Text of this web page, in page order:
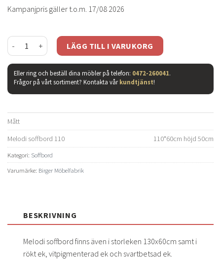
Kampanjpris gäller t.o.m. 17/08 2026
Melodi soffbord 110 ek mängdLÄGG TILL I VARUKORG
Eller ring och beställ dina möbler på telefon: 0472-260041.
Frågor på vårt sortiment? Kontakta vårkundtjänst!
Mått
Melodi soffbord 110
110*60cm höjd 50cm
Kategori: Soffbord
Varumärke: Birger Möbelfabrik
BESKRIVNING
Melodi soffbord finns även i storleken 130x60cm samt i
rökt ek, vitpigmenterad ek och svartbetsad ek.